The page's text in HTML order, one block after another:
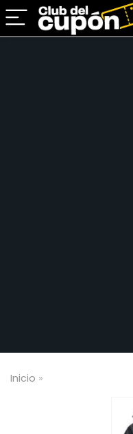
Inicio »